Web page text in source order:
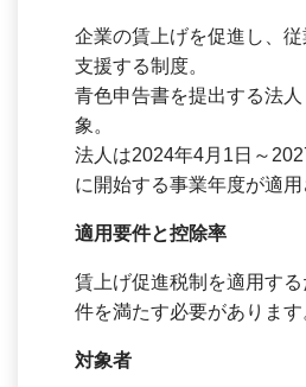
企業の賃上げを促進し、
支援する制度。
青色申告書を提出する法
象。
法人は2024年4月1日～
に開始する事業年度が適用
適用要件と控除率
賃上げ促進税制を適用す
件を満たす必要があります
対象者